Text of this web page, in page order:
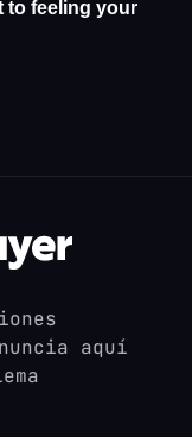
aquí